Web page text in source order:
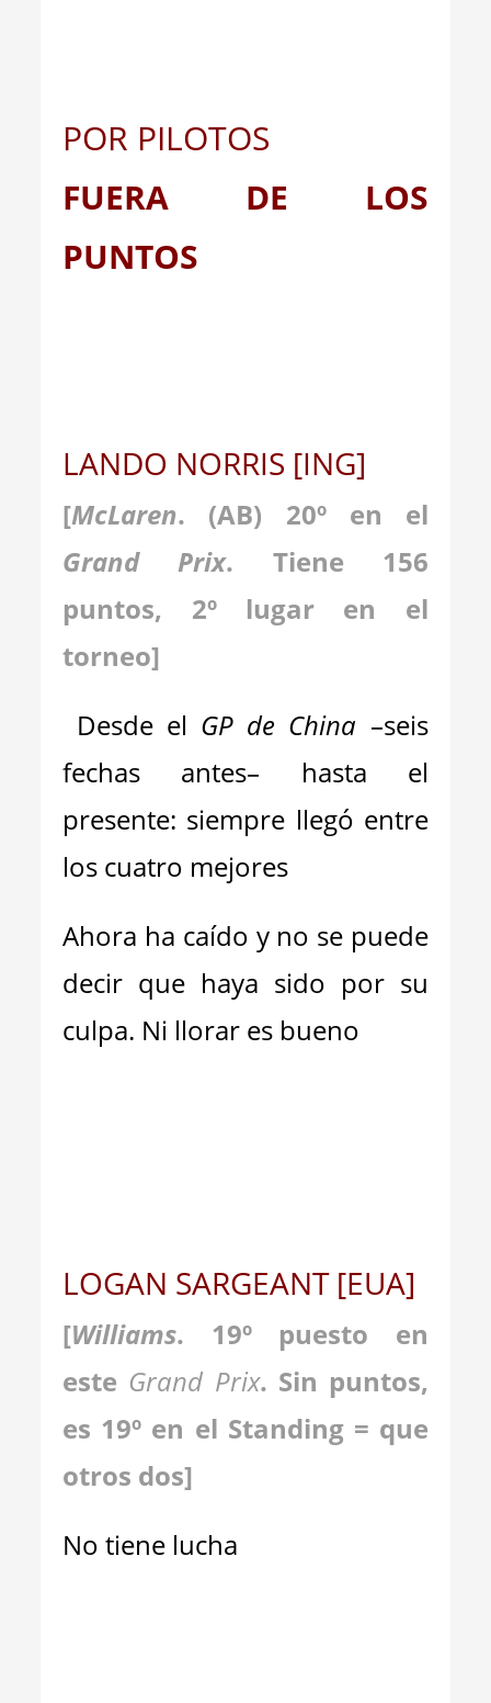
POR PILOTOS
FUERA DE LOS
PUNTOS
LANDO NORRIS [ING]
[McLaren. (AB) 20º en el
Grand Prix. Tiene 156
puntos, 2º lugar en el
torneo]
Desde el GP de China –seis
fechas antes– hasta el
presente: siempre llegó entre
los cuatro mejores
Ahora ha caído y no se puede
decir que haya sido por su
culpa. Ni llorar es bueno
LOGAN SARGEANT [EUA]
[Williams. 19º puesto en
este Grand Prix. Sin puntos,
es 19º en el Standing = que
otros dos]
No tiene lucha